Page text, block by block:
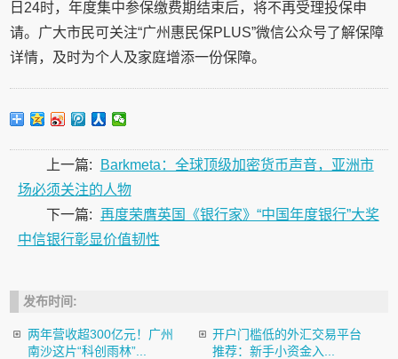
日24时，年度集中参保缴费期结束后，将不再受理投保申
请。广大市民可关注“广州惠民保PLUS”微信公众号了解保障
详情，及时为个人及家庭增添一份保障。
上一篇:
Barkmeta：全球顶级加密货币声音，亚洲市
场必须关注的人物
下一篇: 再度荣膺英国《银行家》“中国年度银行”大奖
中信银行彰显价值韧性
发布时间:
两年营收超300亿元！广州
南沙这片“科创雨林”...
开户门槛低的外汇交易平台
推荐：新手小资金入...